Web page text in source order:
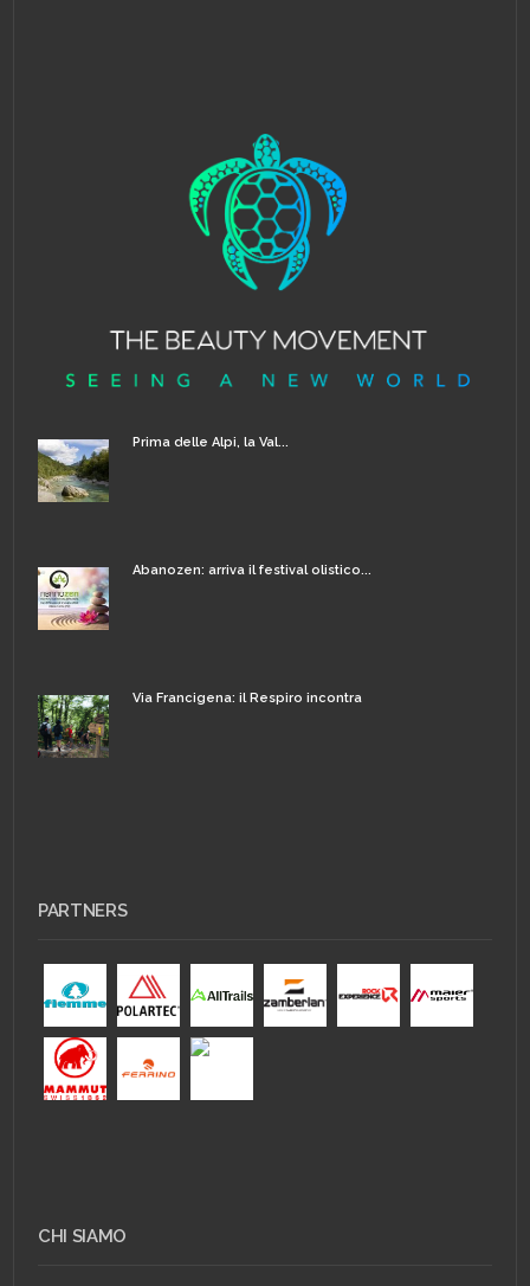
Prima delle Alpi, la Val...
Abanozen: arriva il festival olistico...
Via Francigena: il Respiro incontra
PARTNERS
CHI SIAMO